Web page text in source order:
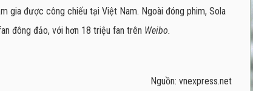
gia được công chiếu tại Việt Nam. Ngoài đóng phim, Sola
đông đảo, với hơn 18 triệu fan trên Weibo.
Nguồn: vnexpress.net